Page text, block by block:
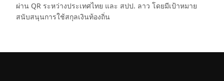
ผ่าน QR ระหว่างประเทศไทย และ สปป. ลาว โดยมีเป้าหมาย
สนับสนุนการใช้สกุลเงินท้องถิ่น